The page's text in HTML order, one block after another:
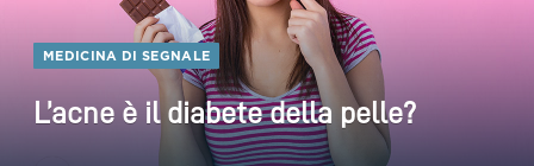
MEDICINA DI SEGNALE
L’acne è il diabete della pelle?